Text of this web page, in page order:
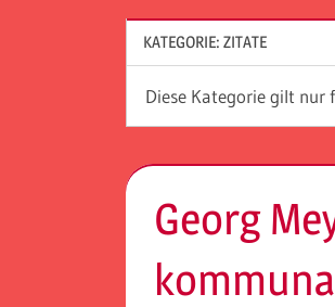
KATEGORIE: ZITATE
Diese Kategorie gilt
Georg